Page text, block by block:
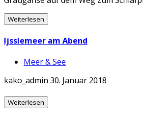
Weiterlesen
Ijsslemeer am Abend
Meer & See
kako_admin 30. Januar 2018
Weiterlesen